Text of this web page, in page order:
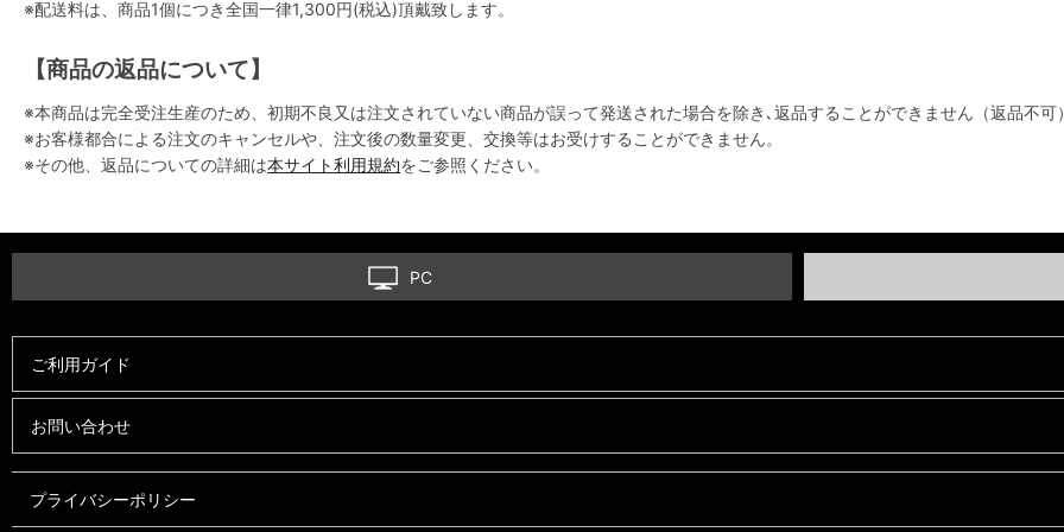
※配送料は、商品1個につき全国一律1,300円(税込)頂戴致します。
【商品の返品について】
※本商品は完全受注生産のため、初期不良又は注文されていない商品が誤って発送された場合を除き､返品することができません（返品不可
※お客様都合による注文のキャンセルや、注文後の数量変更、交換等はお受けすることができません。
※その他、返品についての詳細は本サイト利用規約をご参照ください。
PC
ご利用ガイド
お問い合わせ
プライバシーポリシー